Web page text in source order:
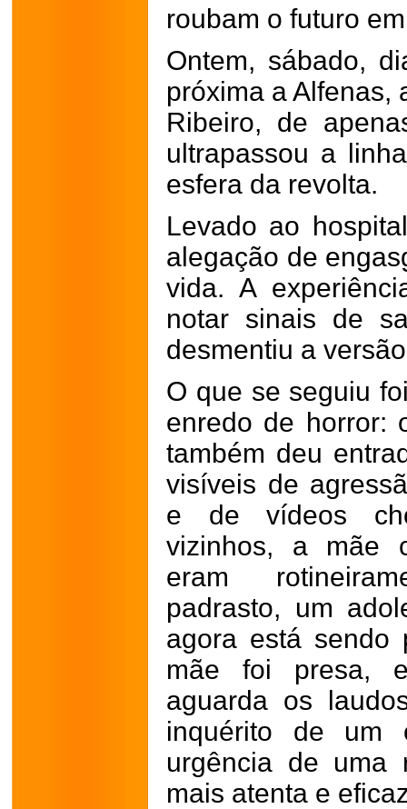
roubam o futuro
Ontem, sábado,
próxima a Alfenas,
Ribeiro, de
ultrapassou a
esfera da revolta.
Levado ao
alegação de
vida. A
notar sinais de
desmentiu a
O que se seguiu
enredo de horror:
também deu
visíveis de
e de vídeos
vizinhos, a mãe
eram
padrasto, um
agora está sendo
mãe foi presa,
aguarda os
inquérito de um
urgência de uma
mais atenta e